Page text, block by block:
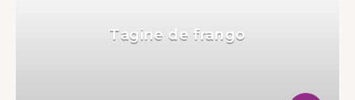
Tagine de frango